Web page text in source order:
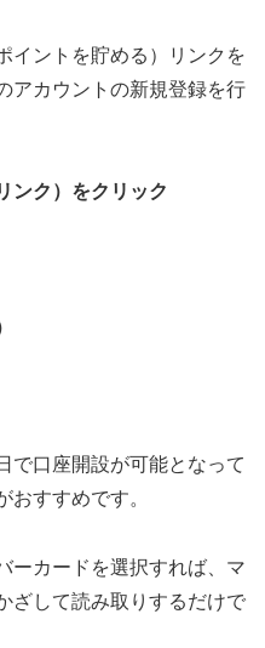
イントを貯める）リンクを
アカウントの新規登録を行
ンク）をクリック
で口座開設が可能となって
おすすめです。
ーカードを選択すれば、マ
ざして読み取りするだけで